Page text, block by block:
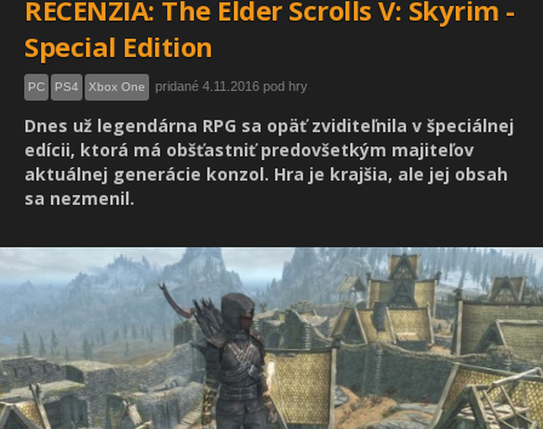
RECENZIA: The Elder Scrolls V: Skyrim -
Special Edition
PC PS4 Xbox One pridané 4.11.2016 pod hry
Dnes už legendárna RPG sa opäť zviditeľnila v špeciálnej
edícii, ktorá má obšťastniť predovšetkým majiteľov
aktuálnej generácie konzol. Hra je krajšia, ale jej obsah
sa nezmenil.